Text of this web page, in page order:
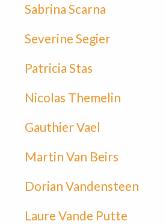
Sabrina Scarna
Severine Segier
Patricia Stas
Nicolas Themelin
Gauthier Vael
Martin Van Beirs
Dorian Vandensteen
Laure Vande Putte